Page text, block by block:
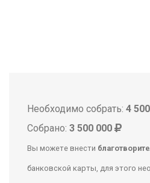
Необходимо собрать: 4
Собрано: 3 500 000
Вы можете внести
банковской карты, для этого